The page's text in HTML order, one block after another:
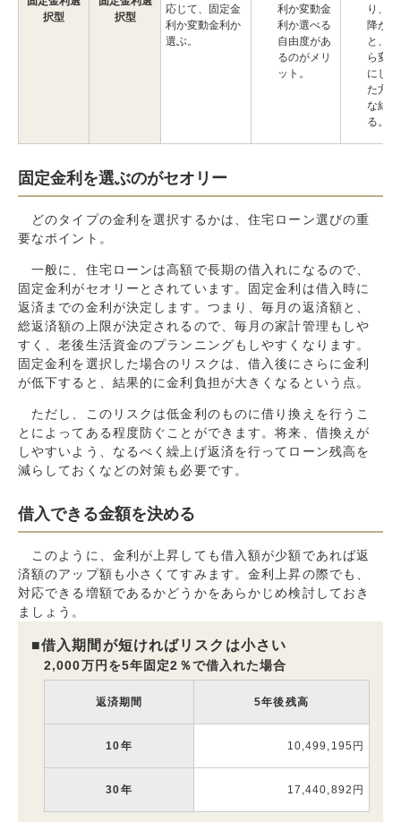
択型
択型
応じて、固定金
利か変動金利か
選ぶ。
利か変動金
利か選べる
自由度があ
るのがメリ
ット。
り、
降が
と、
ら変
にし
た方
な結
る。
固定金利を選ぶのがセオリー
どのタイプの金利を選択するかは、住宅ローン選びの重
要なポイント。
一般に、住宅ローンは高額で長期の借入れになるので、
固定金利がセオリーとされています。固定金利は借入時に
返済までの金利が決定します。つまり、毎月の返済額と、
総返済額の上限が決定されるので、毎月の家計管理もしや
すく、老後生活資金のプランニングもしやすくなります。
固定金利を選択した場合のリスクは、借入後にさらに金利
が低下すると、結果的に金利負担が大きくなるという点。
ただし、このリスクは低金利のものに借り換えを行うこ
とによってある程度防ぐことができます。将来、借換えが
しやすいよう、なるべく繰上げ返済を行ってローン残高を
減らしておくなどの対策も必要です。
借入できる金額を決める
このように、金利が上昇しても借入額が少額であれば返
済額のアップ額も小さくてすみます。金利上昇の際でも、
対応できる増額であるかどうかをあらかじめ検討しておき
ましょう。
借入期間が短ければリスクは小さい
2,000万円を5年固定2％で借入れた場合
返済期間 5年後残高
10年 10,499,195円
30年 17,440,892円